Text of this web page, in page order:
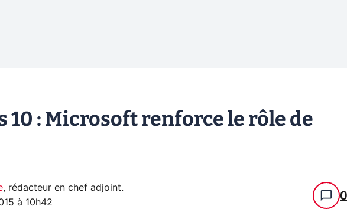
10 : Microsoft renforce le rôle de
, rédacteur en chef adjoint.
à 10h42 0